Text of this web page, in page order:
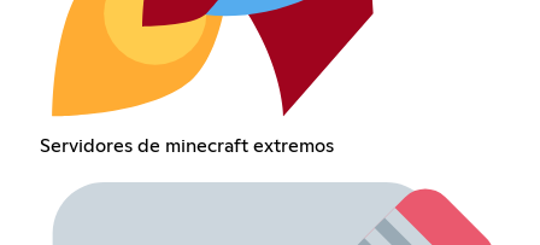
Servidores de minecraft extremos